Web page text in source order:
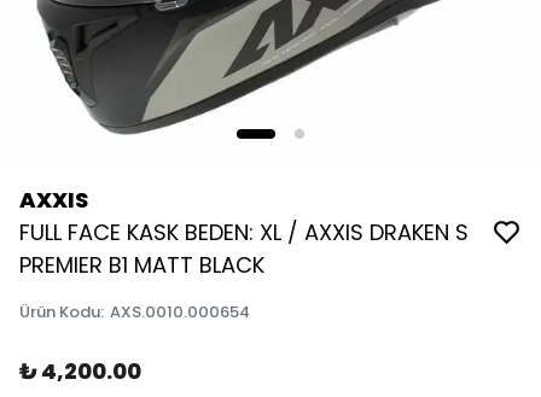
AXXIS
FULL FACE KASK BEDEN: XL / AXXIS DRAKEN S
PREMIER B1 MATT BLACK
Ürün Kodu: AXS.0010.000654
₺ 4,200.00